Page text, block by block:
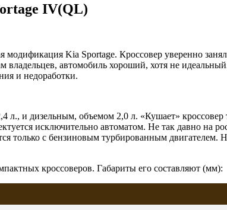
IV(QL)
модификация Kia Sportage. Кроссовер уверенно
автомобиль хороший, хотя не
и недоработки.
л., и дизельным, объемом 2,0 л. «Кушает»
исключительно автоматом. Не так давно на
только с бензиновым турбированным двигателем.
кроссоверов. Габариты его составляют (мм):